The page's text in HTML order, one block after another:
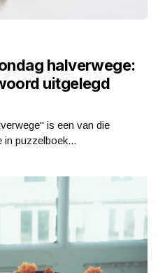
halverwege:
uitgelegd
is een van die
in puzzelboek...